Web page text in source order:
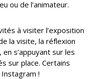
ou de l’animateur.
à visiter l’exposition
la visite, la réflexion
s’appuyant sur les
sur place. Certains
!